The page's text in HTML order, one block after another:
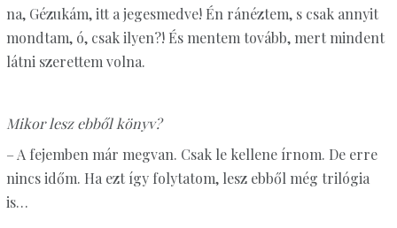
na, Gézukám, itt a jegesmedve! Én ránéztem, s csak annyit
mondtam, ó, csak ilyen?! És mentem tovább, mert mindent
látni szerettem volna.
Mikor lesz ebből könyv?
– A fejemben már megvan. Csak le kellene írnom. De erre
nincs időm. Ha ezt így folytatom, lesz ebből még trilógia
is…